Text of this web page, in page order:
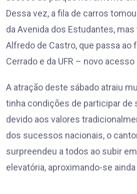
Dessa vez, a fila de carros
da Avenida dos Estudantes,
Alfredo de Castro, que passa ao
Cerrado e da UFR – novo acesso
A atração deste sábado atraiu
tinha condições de participar
devido aos valores
dos sucessos nacionais, o
surpreendeu a todos ao subir
elevatória, aproximando-se